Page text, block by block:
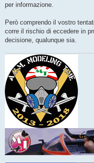
per informazione.
Però comprendo il vostro
corre il rischio di eccedere in
decisione, qualunque sia.